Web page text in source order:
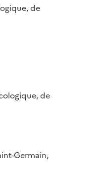
de
de
Germain,